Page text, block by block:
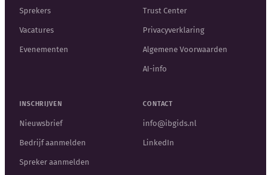
Sprekers
Vacatures
Evenementen
Trust Center
Privacyverklaring
Algemene Voorwaarden
AI-info
INSCHRIJVEN
Nieuwsbrief
Bedrijf aanmelden
Spreker aanmelden
CONTACT
info@ibgids.nl
LinkedIn